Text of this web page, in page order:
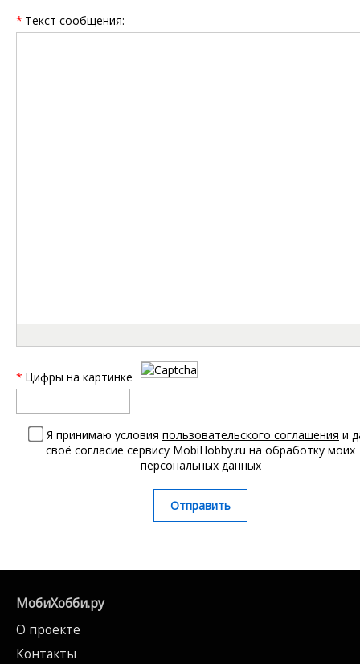
* Текст сообщения:
* Цифры на картинке
Я принимаю условия пользовательского соглашения и
своё согласие сервису MobiHobby.ru на обработку моих
персональных данных
Отправить
МобиХобби.ру
О проекте
Контакты